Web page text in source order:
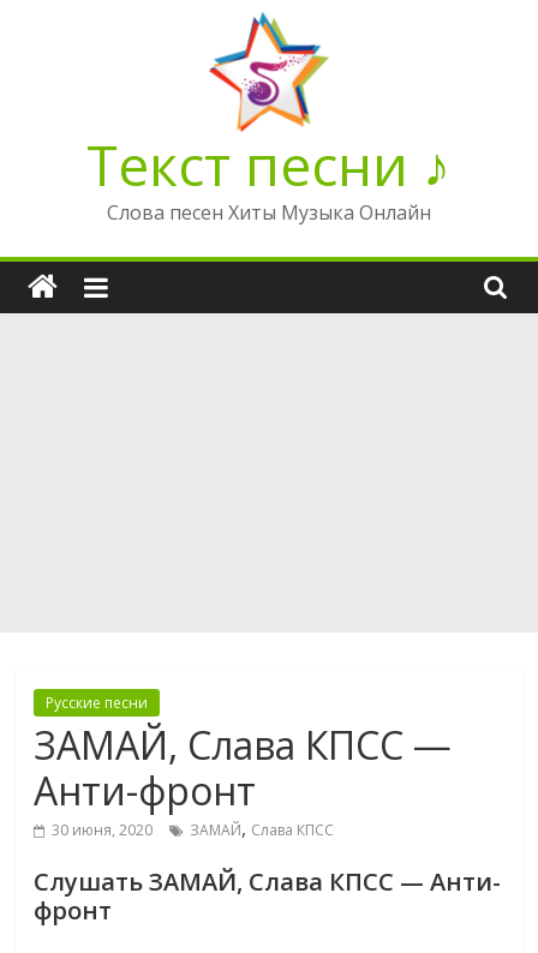
Текст песни ♪
Слова песен Хиты Музыка Онлайн
Русские песни
ЗАМАЙ, Слава КПСС —
Анти-фронт
30 июня, 2020 ЗАМАЙ, Слава КПСС
Слушать ЗАМАЙ, Слава КПСС — Анти-
фронт